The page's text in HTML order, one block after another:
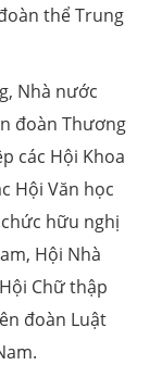
thể Trung
Nhà nước
đoàn Thương
các Hội Khoa
Hội Văn học
hữu nghị
Hội Nhà
Chữ thập
đoàn Luật